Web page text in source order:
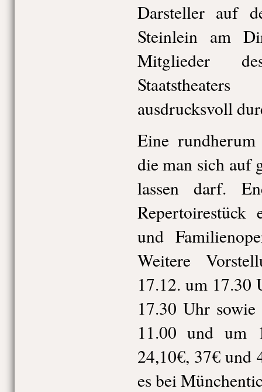
Darsteller auf
Steinlein am
Mitglieder
ausdrucksvoll
Eine rundherum
die man sich auf
lassen darf.
und
Weitere
17.12. um 17.30
17.30 Uhr
11.00 und um
24,10€, 37€ und
es bei